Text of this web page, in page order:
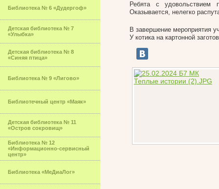
Библиотека № 6 «Дудергоф»
Детская библиотека № 7
«Улыбка»
Детская библиотека № 8
«Синяя птица»
Библиотека № 9 «Лигово»
Библиотечный центр «Маяк»
Детская библиотека № 11
«Остров сокровищ»
Библиотека № 12
«Информационно-сервисный
центр»
Библиотека «МеДиаЛог»
Ребята с удовольствием
Оказывается, нелегко
В завершение мероприятия
У котика на картонной